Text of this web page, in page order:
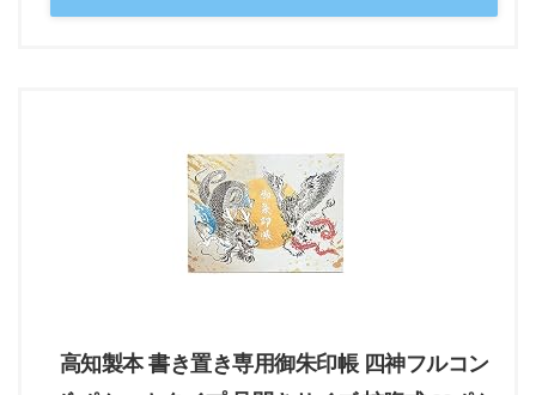
高知製本 書き置き専用御朱印帳 四神フルコン